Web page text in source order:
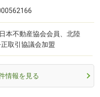
本不動産協会会員、北陸
取引協議会加盟
情報を見る